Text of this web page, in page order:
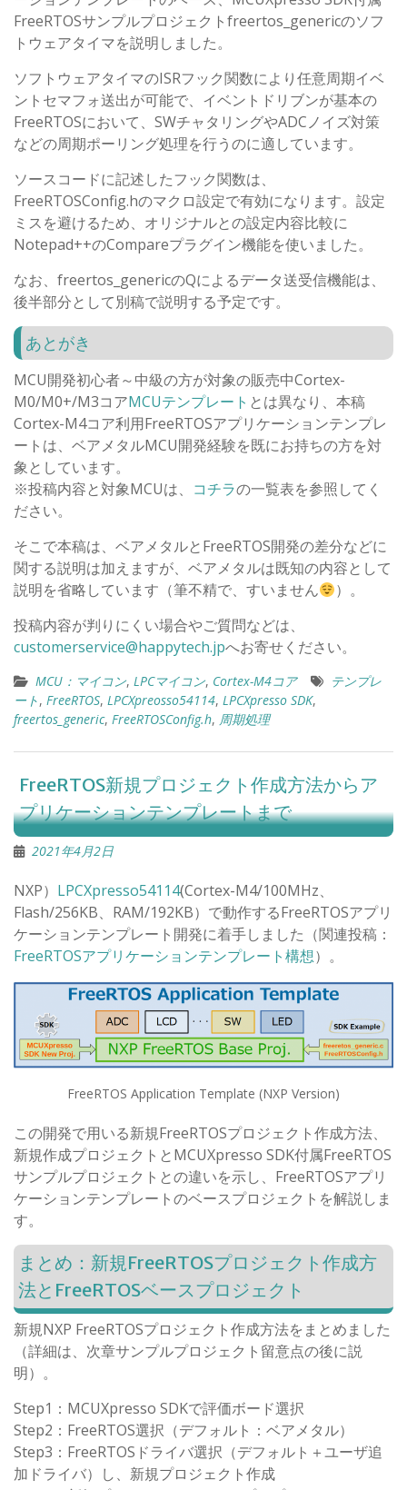
FreeRTOSサンプルプロジェクトfreertos_genericのソフ
トウェアタイマを説明しました。
ソフトウェアタイマのISRフック関数により任意周期イベ
ントセマフォ送出が可能で、イベントドリブンが基本の
FreeRTOSにおいて、SWチャタリングやADCノイズ対策
などの周期ポーリング処理を行うのに適しています。
ソースコードに記述したフック関数は、
FreeRTOSConfig.hのマクロ設定で有効になります。設定
ミスを避けるため、オリジナルとの設定内容比較に
Notepad++のCompareプラグイン機能を使いました。
なお、freertos_genericのQによるデータ送受信機能は、
後半部分として別稿で説明する予定です。
あとがき
MCU開発初心者～中級の方が対象の販売中Cortex-
M0/M0+/M3コアMCUテンプレート とは異なり、本稿
Cortex-M4コア利用FreeRTOSアプリケーションテンプレ
ートは、ベアメタルMCU開発経験を既にお持ちの方を対
象としています。
※投稿内容と対象MCUは、 コチラの一覧表を参照してく
ださい。
そこで本稿は、ベアメタルとFreeRTOS開発の差分などに
関する説明は加えますが、ベアメタルは既知の内容として
説明を省略しています（筆不精で、すいません
）。
投稿内容が判りにくい場合やご質問などは、
customerservice@happytech.jpへお寄せください。
MCU：マイコン, LPCマイコン, Cortex-M4コア
テンプレ
ート, FreeRTOS, LPCXpreosso54114, LPCXpresso SDK,
freertos_generic, FreeRTOSConfig.h, 周期処理
FreeRTOS新規プロジェクト作成方法からア
プリケーションテンプレートまで
2021年4月2日
NXP） LPCXpresso54114(Cortex-M4/100MHz、
Flash/256KB、RAM/192KB）で動作するFreeRTOSアプリ
ケーションテンプレート開発に着手しました（関連投稿：
FreeRTOSアプリケーションテンプレート構想）。
FreeRTOS Application Template (NXP Version)
この開発で用いる新規FreeRTOSプロジェクト作成方法、
新規作成プロジェクトとMCUXpresso SDK付属FreeRTOS
サンプルプロジェクトとの違いを示し、FreeRTOSアプリ
ケーションテンプレートのベースプロジェクトを解説しま
す。
まとめ：新規FreeRTOSプロジェクト作成方
法とFreeRTOSベースプロジェクト
新規NXP FreeRTOSプロジェクト作成方法をまとめました
（詳細は、次章サンプルプロジェクト留意点の後に説
明）。
Step1：MCUXpresso SDKで評価ボード選択
Step2：FreeRTOS選択（デフォルト：ベアメタル）
Step3：FreeRTOSドライバ選択（デフォルト＋ユーザ追
加ドライバ）し、新規プロジェクト作成